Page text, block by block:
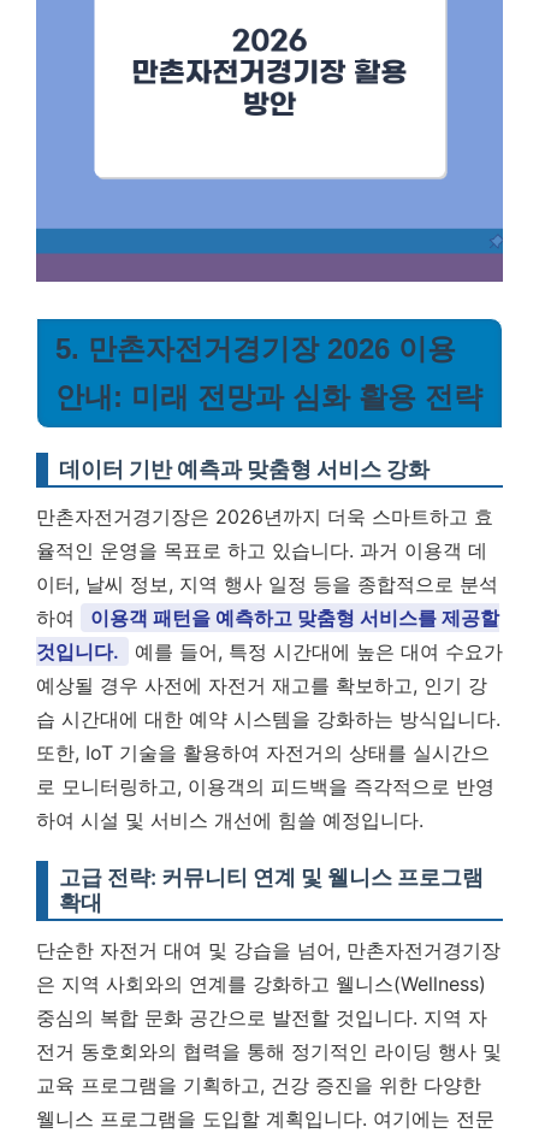
5. 만촌자전거경기장 2026 이용
안내: 미래 전망과 심화 활용 전략
데이터 기반 예측과 맞춤형 서비스 강화
만촌자전거경기장은 2026년까지 더욱 스마트하고 효
율적인 운영을 목표로 하고 있습니다. 과거 이용객 데
이터, 날씨 정보, 지역 행사 일정 등을 종합적으로 분석
하여
이용객 패턴을 예측하고 맞춤형 서비스를 제공할
것입니다.
예를 들어, 특정 시간대에 높은 대여 수요가
예상될 경우 사전에 자전거 재고를 확보하고, 인기 강
습 시간대에 대한 예약 시스템을 강화하는 방식입니다.
또한, IoT 기술을 활용하여 자전거의 상태를 실시간으
로 모니터링하고, 이용객의 피드백을 즉각적으로 반영
하여 시설 및 서비스 개선에 힘쓸 예정입니다.
고급 전략: 커뮤니티 연계 및 웰니스 프로그램
확대
단순한 자전거 대여 및 강습을 넘어, 만촌자전거경기장
은 지역 사회와의 연계를 강화하고 웰니스(Wellness)
중심의 복합 문화 공간으로 발전할 것입니다. 지역 자
전거 동호회와의 협력을 통해 정기적인 라이딩 행사 및
교육 프로그램을 기획하고, 건강 증진을 위한 다양한
웰니스 프로그램을 도입할 계획입니다. 여기에는 전문